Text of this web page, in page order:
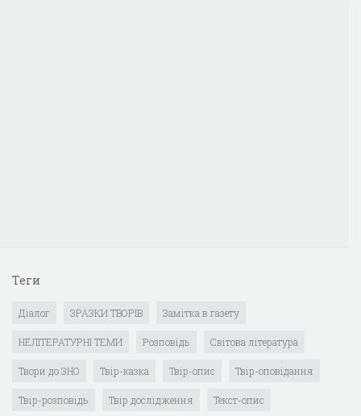
Теги
Діалог ЗРАЗКИ ТВОРІВ Замітка в газету
НЕЛІТЕРАТУРНІ ТЕМИ Розповідь Світова література
Твори до ЗНО Твір-казка Твір-опис Твір-оповідання
Твір-розповідь Твір дослідження Текст-опис